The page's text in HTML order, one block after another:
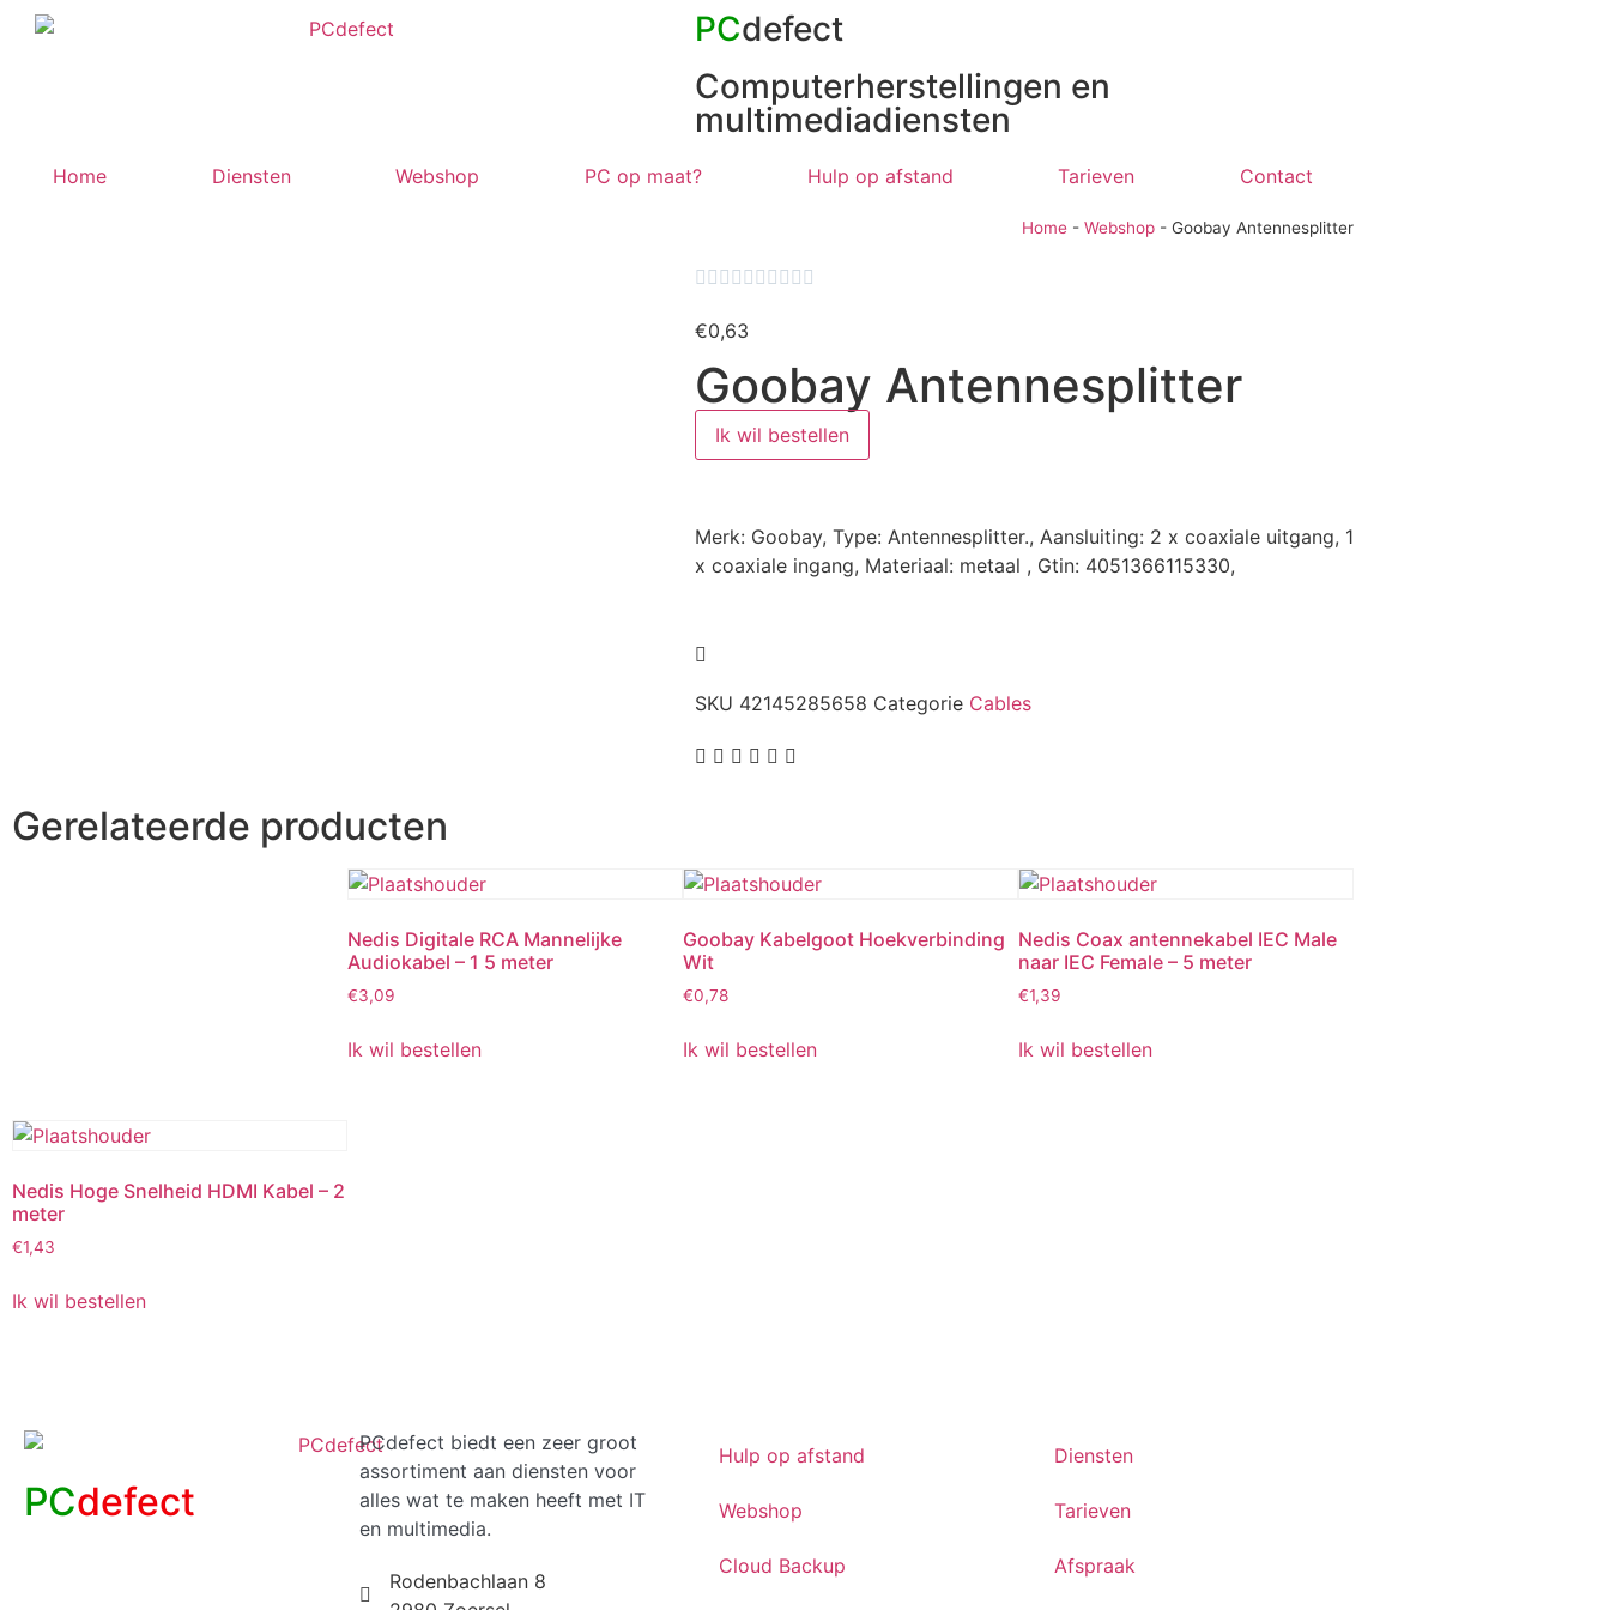
PCdefect
Computerherstellingen en
multimediadiensten
Home Diensten Webshop PC op maat? Hulp op afstand Tarieven Contact
Home - Webshop - Goobay Antennesplitter
         
€0,63
Goobay Antennesplitter
Ik wil bestellen
Merk: Goobay, Type: Antennesplitter., Aansluiting: 2 x coaxiale uitgang, 1
x coaxiale ingang, Materiaal: metaal , Gtin: 4051366115330,
SKU 42145285658 Categorie Cables
Gerelateerde producten
Nedis Digitale RCA Mannelijke
Audiokabel – 1 5 meter
€3,09
Ik wil bestellen
Goobay Kabelgoot Hoekverbinding
Wit
€0,78
Ik wil bestellen
Nedis Coax antennekabel IEC Male
naar IEC Female – 5 meter
€1,39
Ik wil bestellen
Nedis Hoge Snelheid HDMI Kabel – 2
meter
€1,43
Ik wil bestellen
PCdefect
PCdefect biedt een zeer groot
assortiment aan diensten voor
alles wat te maken heeft met IT
en multimedia.
Rodenbachlaan 8
Hulp op afstand
Webshop
Cloud Backup
Diensten
Tarieven
Afspraak